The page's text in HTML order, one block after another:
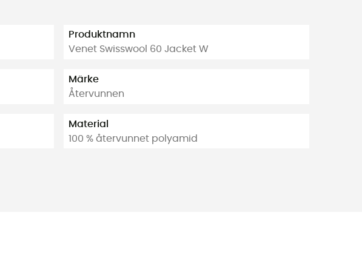
Produktnamn
Venet Swisswool 60 Jacket W
Märke
Återvunnen
Material
100 % återvunnet polyamid